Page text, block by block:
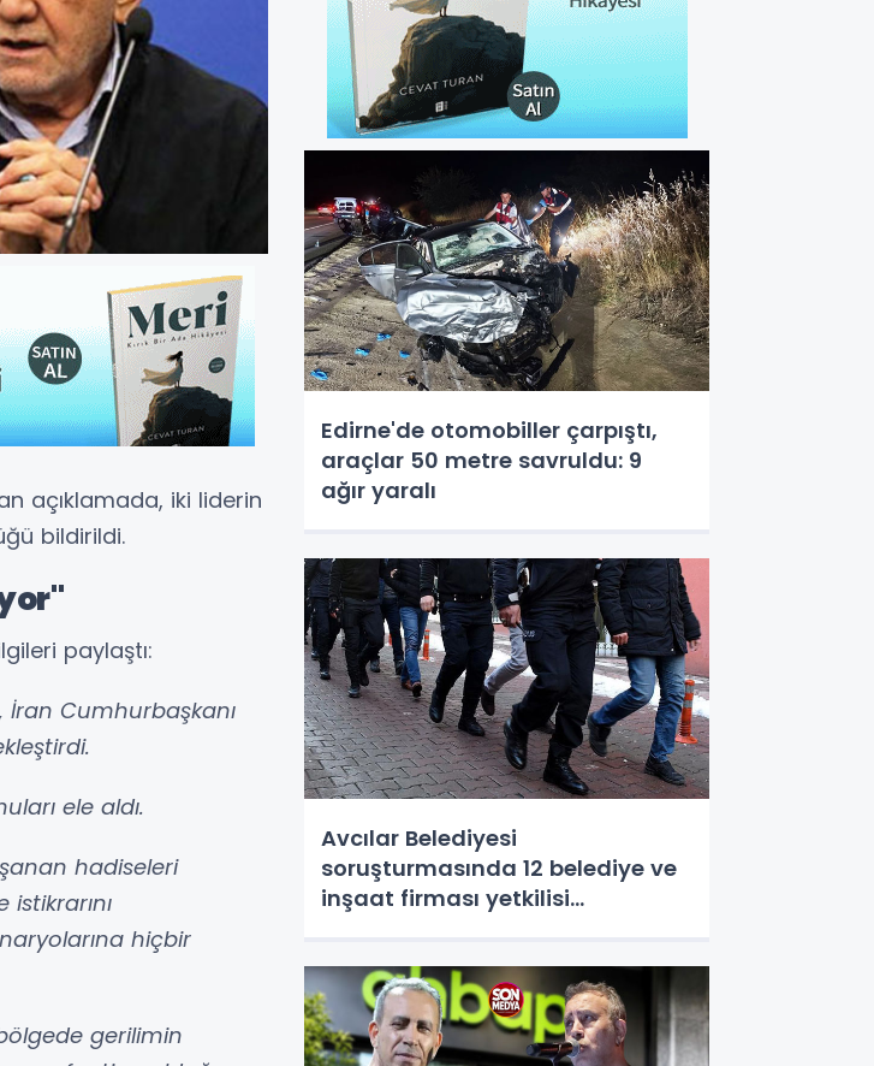
açıklamada, iki liderin
bildirildi.
paylaştı:
İran Cumhurbaşkanı
ele aldı.
hadiseleri
hiçbir
gerilimin
Edirne'de otomobiller çarpıştı,
araçlar 50 metre savruldu: 9
ağır yaralı
Avcılar Belediyesi
soruşturmasında 12 belediye ve
inşaat firması yetkilisi